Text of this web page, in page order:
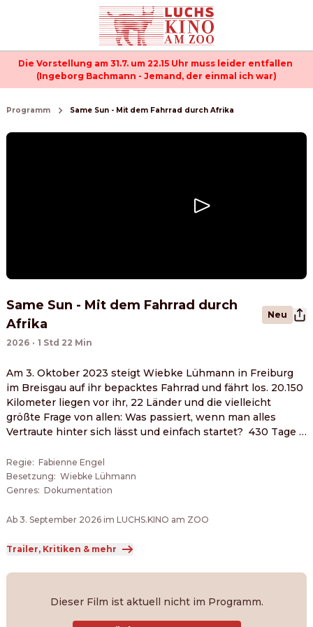
Die Vorstellung am 31.7. um 22.15 Uhr muss leider entfallen
(Ingeborg Bachmann - Jemand, der einmal ich war)
Programm Same Sun - Mit dem Fahrrad durch Afrika
Same Sun - Mit dem Fahrrad durch
Afrika
Neu
2026 · 1 Std 22 Min
Am 3. Oktober 2023 steigt Wiebke Lühmann in Freiburg
im Breisgau auf ihr bepacktes Fahrrad und fährt los. 20.150
Kilometer liegen vor ihr, 22 Länder und die vielleicht
größte Frage von allen: Was passiert, wenn man alles
Vertraute hinter sich lässt und einfach startet?  430 Tage
Hoffnung. Dazwischen liegt nicht nur ein langer Weg,
sondern eine Zeit voller Begegnungen, Weite, Zweifel und
echter Veränderung.
Regie: Fabienne Engel
Besetzung: Wiebke Lühmann
Genres: Dokumentation
Ab 3. September 2026 im LUCHS.KINO am ZOO
Trailer, Kritiken & mehr
Dieser Film ist aktuell nicht im Programm.